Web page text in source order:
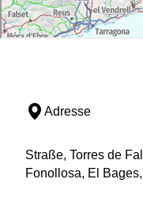
Adresse
Straße, Torres de
Fonollosa, El